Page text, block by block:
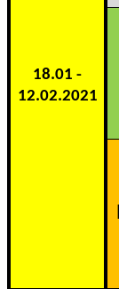
18.01 -
12.02.2021